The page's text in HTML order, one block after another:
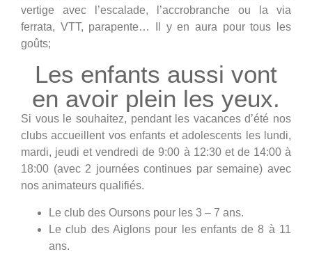
vertige avec l’escalade, l’accrobranche ou la via
ferrata, VTT, parapente… Il y en aura pour tous les
goûts;
Les enfants aussi vont
en avoir plein les yeux.
Si vous le souhaitez, pendant les vacances d’été nos
clubs accueillent vos enfants et adolescents les lundi,
mardi, jeudi et vendredi de 9:00 à 12:30 et de 14:00 à
18:00 (avec 2 journées continues par semaine) avec
nos animateurs qualifiés.
Le club des Oursons pour les 3 – 7 ans.
Le club des Aiglons pour les enfants de 8 à 11
ans.